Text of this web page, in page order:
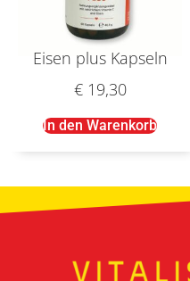
Eisen plus Kapseln
€19,30
In den Warenkorb